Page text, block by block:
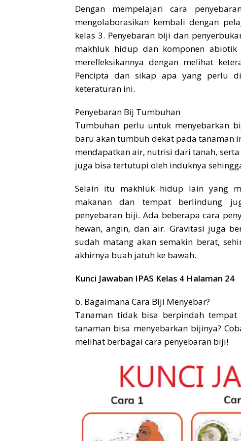
Dengan mempelajari cara
mengolaborasikan kembali dengan
kelas 3. Penyebaran biji dan
makhluk hidup dan komponen
merefleksikannya dengan melihat
Pencipta dan sikap apa yang perlu
keteraturan ini.
Penyebaran Bij Tumbuhan
Tumbuhan perlu untuk menyebarkan
baru akan tumbuh dekat pada tanaman
mendapatkan air, nutrisi dari tanah,
juga bisa tertutupi oleh induknya
Selain itu makhluk hidup lain yang
makanan dan tempat berlindung
penyebaran biji. Ada beberapa cara
hewan, angin, dan air. Gravitasi juga
sudah matang akan semakin berat,
akhirnya buah jatuh ke bawah.
Kunci Jawaban IPAS Kelas 4 Halaman 24
b. Bagaimana Cara Biji Menyebar?
Tanaman tidak bisa berpindah
tanaman bisa menyebarkan bijinya?
melihat berbagai cara penyebaran biji!